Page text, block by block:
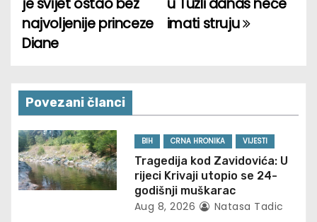
s
n
a
v
i
imati struju
najvoljenije princeze
Diane
Povezani članci
BIH CRNA HRONIKA VIJESTI
Tragedija kod Zavidovića: U
rijeci Krivaji utopio se 24-
godišnji muškarac
Aug 8, 2026 Natasa Tadic